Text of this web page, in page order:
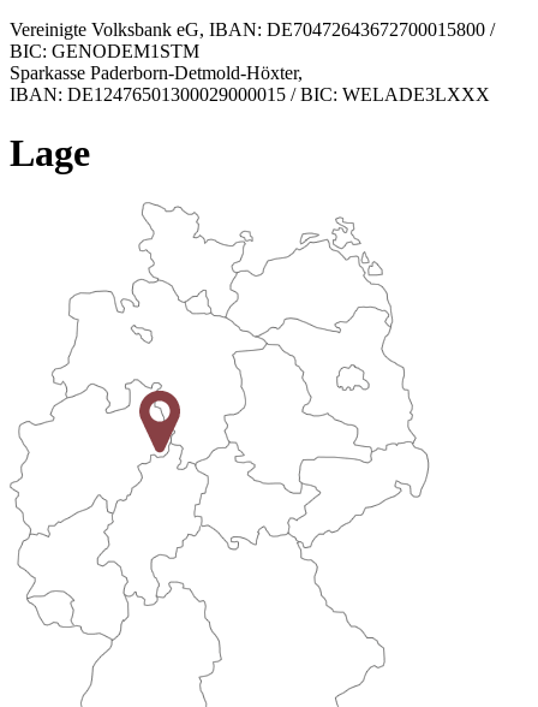
Vereinigte Volksbank eG, IBAN: DE70472643672700015800 /
BIC: GENODEM1STM
Sparkasse Paderborn-Detmold-Höxter,
IBAN: DE12476501300029000015 / BIC: WELADE3LXXX
Lage